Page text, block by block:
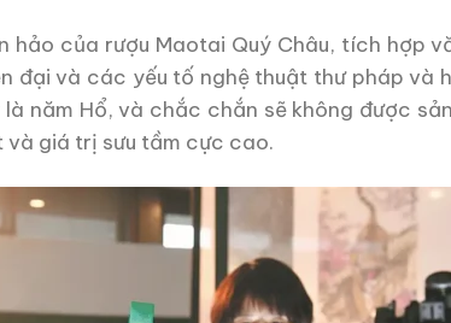
hảo của rượu Maotai Quý Châu, tích hợp
đại và các yếu tố nghệ thuật thư pháp và
năm Hổ, và chắc chắn sẽ không được
giá trị sưu tầm cực cao.